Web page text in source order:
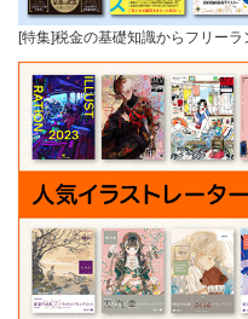
[特集]税金の基礎知識からフリー